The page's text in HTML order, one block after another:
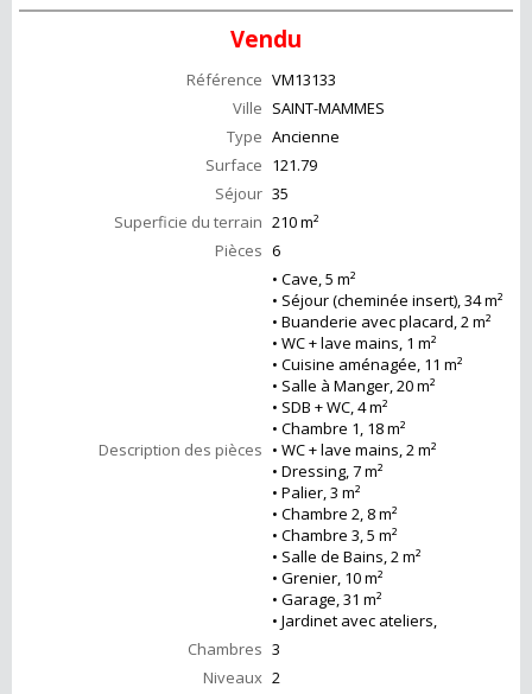
Vendu
Référence VM13133
Ville SAINT-MAMMES
Type Ancienne
Surface 121.79
Séjour 35
Superficie du terrain 210 m²
Pièces 6
Description des pièces
• Cave, 5 m²
• Séjour (cheminée insert), 34 m²
• Buanderie avec placard, 2 m²
• WC + lave mains, 1 m²
• Cuisine aménagée, 11 m²
• Salle à Manger, 20 m²
• SDB + WC, 4 m²
• Chambre 1, 18 m²
• WC + lave mains, 2 m²
• Dressing, 7 m²
• Palier, 3 m²
• Chambre 2, 8 m²
• Chambre 3, 5 m²
• Salle de Bains, 2 m²
• Grenier, 10 m²
• Garage, 31 m²
• Jardinet avec ateliers,
Chambres 3
Niveaux 2